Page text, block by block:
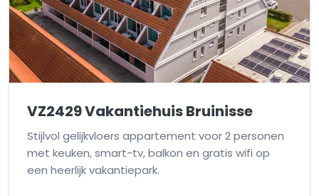
VZ2429 Vakantiehuis Bruinisse
Stijlvol gelijkvloers appartement voor 2 personen
met keuken, smart-tv, balkon en gratis wifi op
een heerlijk vakantiepark.